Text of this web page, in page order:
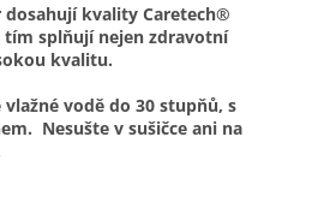
kvality Caretech®
tím splňují nejen zdravotní
kvalitu.
vodě do 30 stupňů, s
Nesušte v sušičce ani na